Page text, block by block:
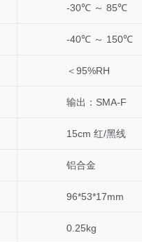
-30℃ ～ 85℃
-40℃ ～ 150℃
＜95%RH
输出：SMA-F
15cm 红/黑线
铝合金
96*53*17mm
0.25kg